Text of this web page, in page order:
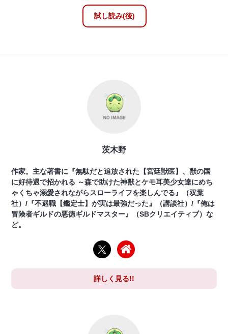
試し読み(後)
茨木野
作家。主な著書に『無駄だと追放された【宮廷獣医】、獣の国
に好待遇で招かれる ～森で助けた神獣とケモ耳美少女達にめち
ゃくちゃ溺愛されながらスローライフを楽しんでる』（双葉
社）/『不遇職【鑑定士】が実は最強だった』（講談社）/『俺は
冒険者ギルドの悪徳ギルドマスター』（SBクリエイティブ）な
ど。
詳しく見る!!